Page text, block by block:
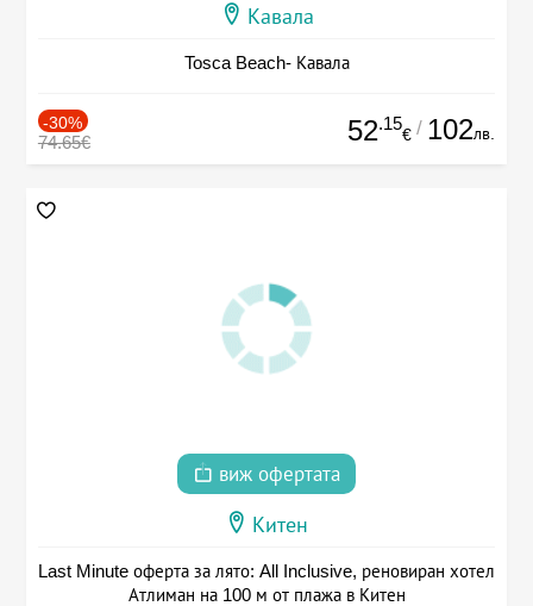
Кавала
Tosca Beach- Кавала
-30%
74.65€ 52.15
€ / 102лв.
виж офертата
Китен
Last Minute оферта за лято: All Inclusive, реновиран хотел
Атлиман на 100 м от плажа в Китен